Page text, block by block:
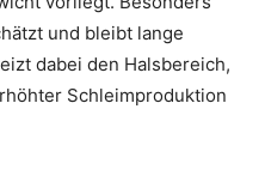
und bleibt lange
dabei den Halsbereich,
Schleimproduktion